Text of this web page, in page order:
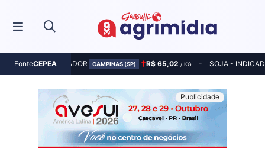
FonteCEPEA
MILHO - INDICADOR CAMPINAS (SP) R$ 65,02 / KG SOJA -